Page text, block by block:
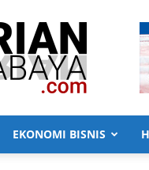
Harian
Surabaya
EKONOMI BISNIS